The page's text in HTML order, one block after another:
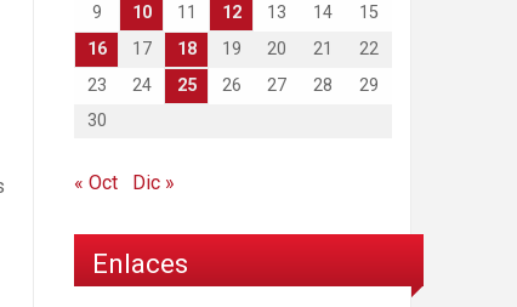
9
10 11 12 13 14
15
16
17 18 19 20 21
22
23
24 25 26 27 28
29
30
« Oct Dic »
Enlaces